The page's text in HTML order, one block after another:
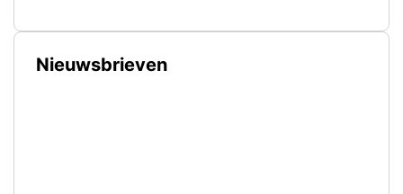
Nieuwsbrieven